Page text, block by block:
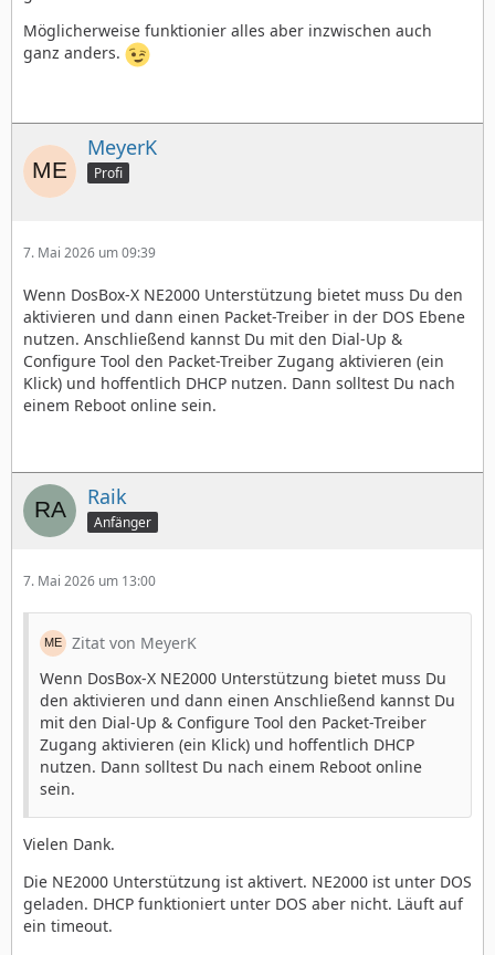
Möglicherweise funktionier alles aber inzwischen auch
ganz anders.
MeyerK
Profi
7. Mai 2026 um 09:39
Wenn DosBox-X NE2000 Unterstützung bietet muss Du den
aktivieren und dann einen Packet-Treiber in der DOS Ebene
nutzen. Anschließend kannst Du mit den Dial-Up &
Configure Tool den Packet-Treiber Zugang aktivieren (ein
Klick) und hoffentlich DHCP nutzen. Dann solltest Du nach
einem Reboot online sein.
Raik
Anfänger
7. Mai 2026 um 13:00
Zitat von MeyerK
Wenn DosBox-X NE2000 Unterstützung bietet muss Du
den aktivieren und dann einen Anschließend kannst Du
mit den Dial-Up & Configure Tool den Packet-Treiber
Zugang aktivieren (ein Klick) und hoffentlich DHCP
nutzen. Dann solltest Du nach einem Reboot online
sein.
Vielen Dank.
Die NE2000 Unterstützung ist aktivert. NE2000 ist unter DOS
geladen. DHCP funktioniert unter DOS aber nicht. Läuft auf
ein timeout.